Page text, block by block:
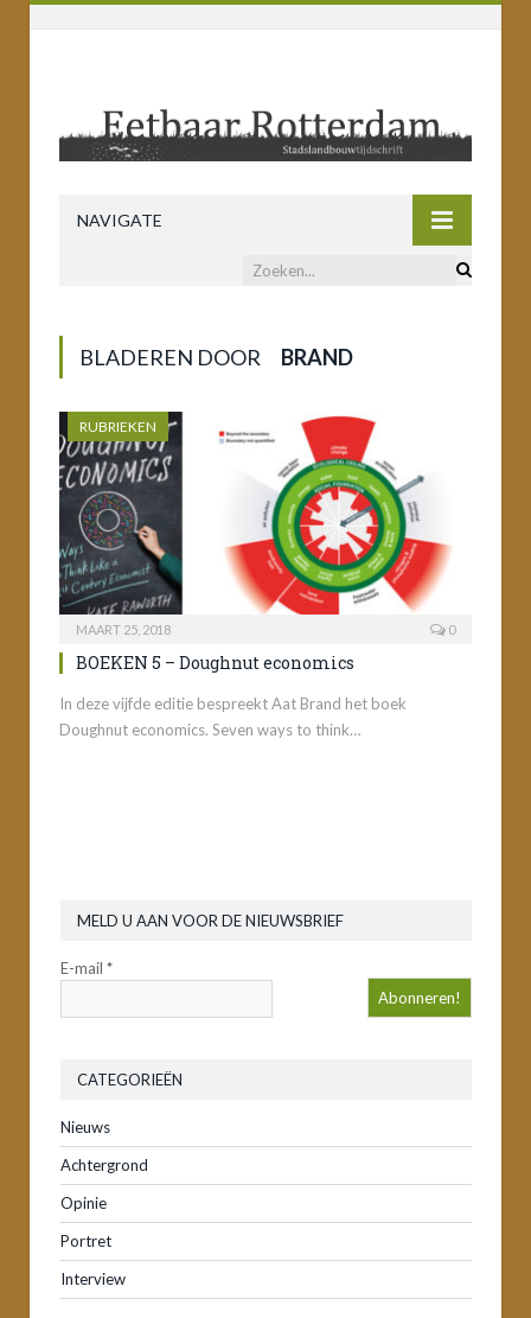
NAVIGATE
BLADEREN DOOR BRAND
RUBRIEKEN
MAART 25, 2018 0
BOEKEN 5 – Doughnut economics
In deze vijfde editie bespreekt Aat Brand het boek
Doughnut economics. Seven ways to think…
MELD U AAN VOOR DE NIEUWSBRIEF
E-mail *
CATEGORIEËN
Nieuws
Achtergrond
Opinie
Portret
Interview